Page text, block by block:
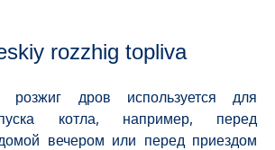
rozzhig topliva
розжиг дров используется для
котла, например, перед
вечером или перед приездом